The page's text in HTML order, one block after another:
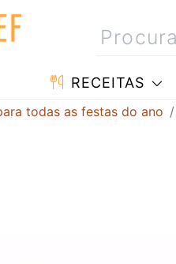
RECEITAS
todas as festas do ano